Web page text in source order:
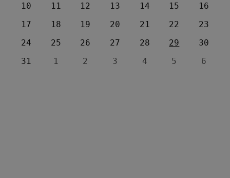
10
11 12 13 14 15
16
17
18 19 20 21 22
23
24
25 26 27 28 29
30
31
1 2 3 4 5 6